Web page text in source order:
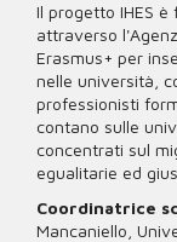
Il progetto IHES
attraverso
Erasmus+ per
nelle università,
professionisti
contano sulle
concentrati sul
egualitarie ed
Coordinatrice
Mancaniello,